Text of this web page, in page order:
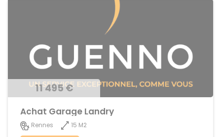
11 495 €
Achat Garage Landry
Rennes
15 M2